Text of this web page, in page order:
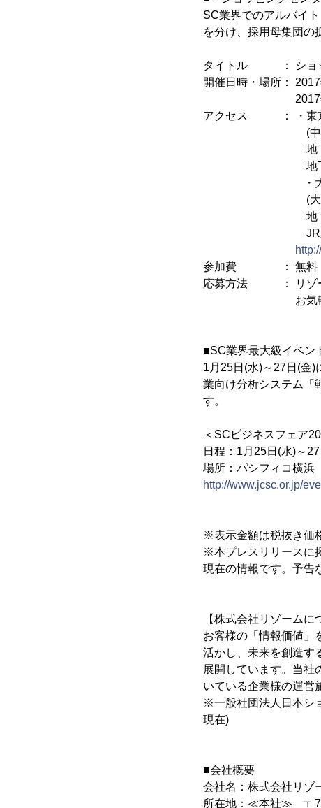
SC業界でのアルバイ
を分け、採用母集団の
タイトル ： ショッ
開催日時・場所：
2017年2月23日
アクセス ： ・東
(中央区入船1
地下鉄日比谷線
地下鉄有楽町
・大阪オ
(大阪市淀川区
地下鉄御堂筋
JR新大阪駅
参加費 ： 無料
応募方法 ： リゾー
お気軽にお問
■SC業界最大級イベン
1月25日(水)～27日(金)
業向け分析システム「
す。
＜SCビジネスフェア
日程：1月25日(水)～
場所：パシフィコ横
http://www.jcsc.or.jp/
※表示金額は税抜き価
※本プレスリリースに
現在の情報です。予告
【株式会社リゾームに
お客様の「情報価値」
活かし、未来を創造す
展開しています。当社
いている企業様の運営
※一般社団法人日本シ
現在)
■会社概要
会社名：株式会社リゾ
所在地：≪本社≫ 〒